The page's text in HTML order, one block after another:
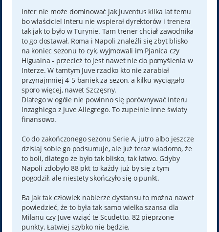
t
Inter nie może dominować jak Juventus kilka lat temu
bo właściciel Interu nie wspierał dyrektorów i trenera
tak jak to było w Turynie. Tam trener chciał zawodnika
to go dostawał, Roma i Napoli znaleźli się zbyt blisko
na koniec sezonu to cyk, wyjmowali im Pjanica czy
Higuaina - przecież to jest nawet nie do pomyślenia w
Interze. W tamtym Juve rzadko kto nie zarabiał
przynajmniej 4-5 baniek za sezon, a kilku wyciągało
sporo więcej, nawet Szczęsny.
Dlatego w ogóle nie powinno się porównywać Interu
Inzaghiego z Juve Allegrego. To zupełnie inne światy
finansowo.
Co do zakończonego sezonu Serie A, jutro albo jeszcze
dzisiaj sobie go podsumuje, ale już teraz wiadomo, że
to boli, dlatego że było tak blisko, tak łatwo. Gdyby
Napoli zdobyło 88 pkt to każdy już by się z tym
pogodził, ale niestety skończyło się o punkt.
Ba jak tak człowiek nabierze dystansu to można nawet
powiedzieć, że to była tak samo wielka szansa dla
Milanu czy Juve wziąć te Scudetto. 82 pieprzone
punkty. Łatwiej szybko nie będzie.